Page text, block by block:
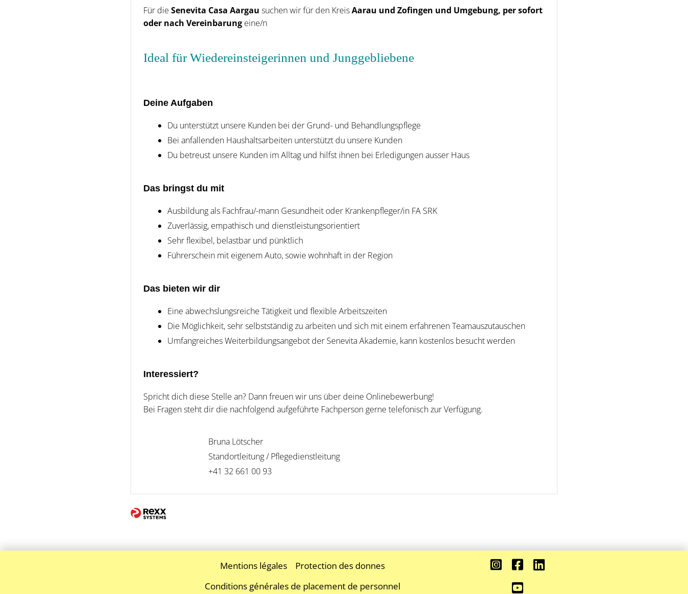
Für die Senevita Casa Aargau suchen wir für den KreisAarau und Zofingen und Umgebung, per sofort
oder nach Vereinbarung eine/n
Ideal für Wiedereinsteigerinnen und Junggebliebene
Deine Aufgaben
Du unterstützt unsere Kunden bei der Grund- und Behandlungspflege
Bei anfallenden Haushaltsarbeiten unterstützt du unsere Kunden
Du betreust unsere Kunden im Alltag und hilfst ihnen bei Erledigungen ausser Haus
Das bringst du mit
Ausbildung als Fachfrau/-mann Gesundheit oder Krankenpfleger/in FA SRK
Zuverlässig, empathisch und dienstleistungsorientiert
Sehr flexibel, belastbar und pünktlich
Führerschein mit eigenem Auto, sowie wohnhaft in der Region
Das bieten wir dir
Eine abwechslungsreiche Tätigkeit und flexible Arbeitszeiten
Die Möglichkeit, sehr selbstständig zu arbeiten und sich mit einem erfahrenen Teamauszutauschen
Umfangreiches Weiterbildungsangebot der Senevita Akademie, kann kostenlos besucht werden
Interessiert?
Spricht dich diese Stelle an? Dann freuen wir uns über deine Onlinebewerbung!
Bei Fragen steht dir die nachfolgend aufgeführte Fachperson gerne telefonisch zur Verfügung.
Bruna Lötscher
Standortleitung / Pflegedienstleitung
+41 32 661 00 93
Mentions légales
Protection des donnes
Conditions générales de placement de personnel